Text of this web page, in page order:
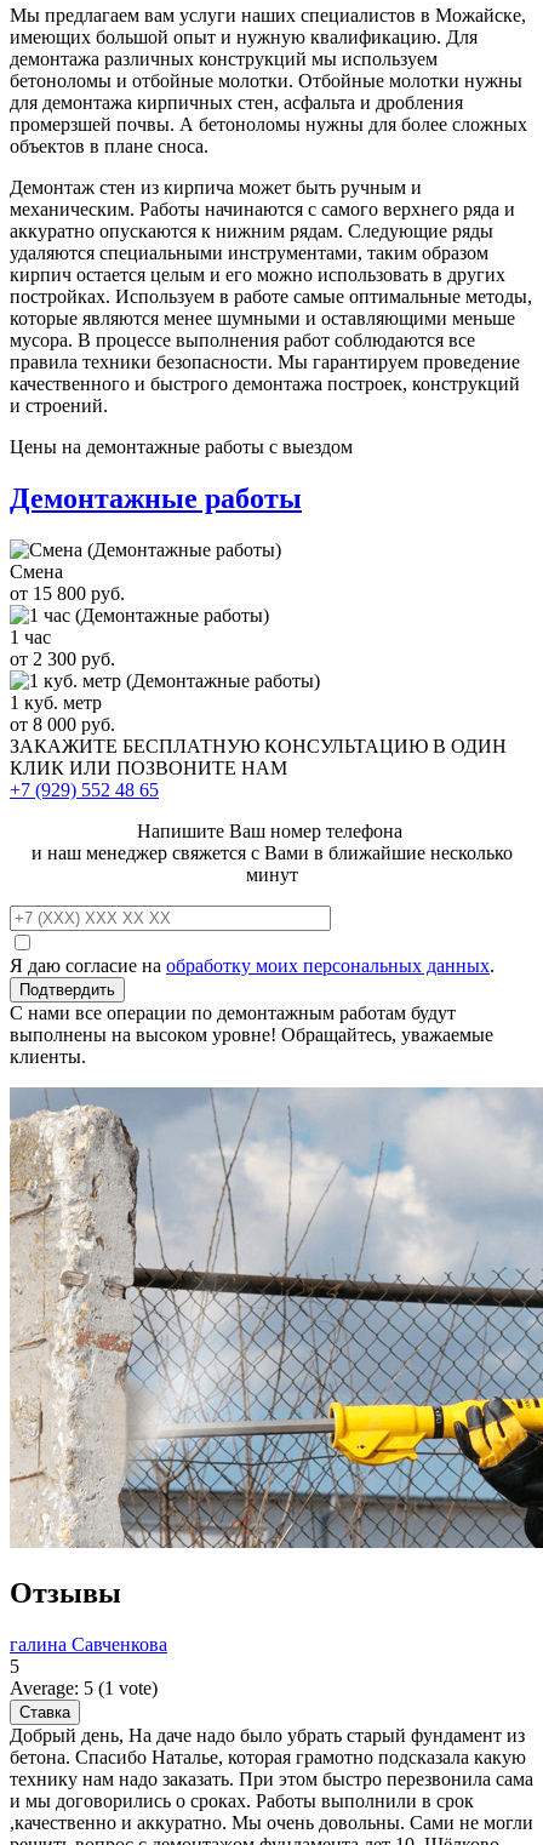
Мы предлагаем вам услуги наших специалистов в Можайске,
имеющих большой опыт и нужную квалификацию. Для
демонтажа различных конструкций мы используем
бетоноломы и отбойные молотки. Отбойные молотки нужны
для демонтажа кирпичных стен, асфальта и дробления
промерзшей почвы. А бетоноломы нужны для более сложных
объектов в плане сноса.
Демонтаж стен из кирпича может быть ручным и
механическим. Работы начинаются с самого верхнего ряда и
аккуратно опускаются к нижним рядам. Следующие ряды
удаляются специальными инструментами, таким образом
кирпич остается целым и его можно использовать в других
постройках. Используем в работе самые оптимальные методы,
которые являются менее шумными и оставляющими меньше
мусора. В процессе выполнения работ соблюдаются все
правила техники безопасности. Мы гарантируем проведение
качественного и быстрого демонтажа построек, конструкций
и строений.
Цены на демонтажные работы с выездом
Демонтажные работы
Смена
от 15 800 руб.
1 час
от 2 300 руб.
1 куб. метр
от 8 000 руб.
ЗАКАЖИТЕ БЕСПЛАТНУЮ КОНСУЛЬТАЦИЮ В ОДИН
КЛИК ИЛИ ПОЗВОНИТЕ НАМ
+7 (929) 552 48 65
Напишите Ваш номер телефона
и наш менеджер свяжется с Вами в ближайшие несколько
минут
Я даю согласие на обработку моих персональных данных.
С нами все операции по демонтажным работам будут
выполнены на высоком уровне! Обращайтесь, уважаемые
клиенты.
Отзывы
галина Савченкова
5
Average: 5 (1 vote)
Добрый день, На даче надо было убрать старый фундамент из
бетона. Спасибо Наталье, которая грамотно подсказала какую
технику нам надо заказать. При этом быстро перезвонила сама
и мы договорились о сроках. Работы выполнили в срок
,качественно и аккуратно. Мы очень довольны. Сами не могли